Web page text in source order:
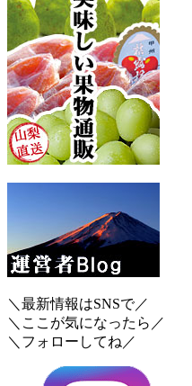
＼最新情報はSNSで／
＼ここが気になったら／
＼フォローしてね／